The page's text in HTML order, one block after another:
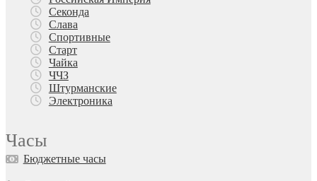
Секонда
Слава
Спортивные
Старт
Чайка
ЧЧЗ
Штурманские
Электроника
Часы
Бюджетные часы